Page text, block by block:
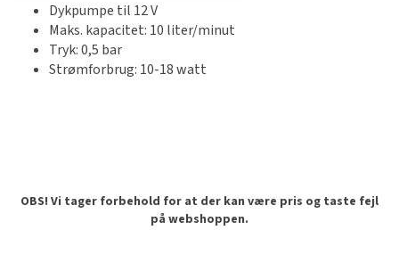
Dykpumpe til 12 V
Maks. kapacitet: 10 liter/minut
Tryk: 0,5 bar
Strømforbrug: 10-18 watt
OBS! Vi tager forbehold for at der kan være pris og taste fejl
på webshoppen.